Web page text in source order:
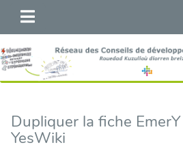
Dupliquer la fiche
YesWiki